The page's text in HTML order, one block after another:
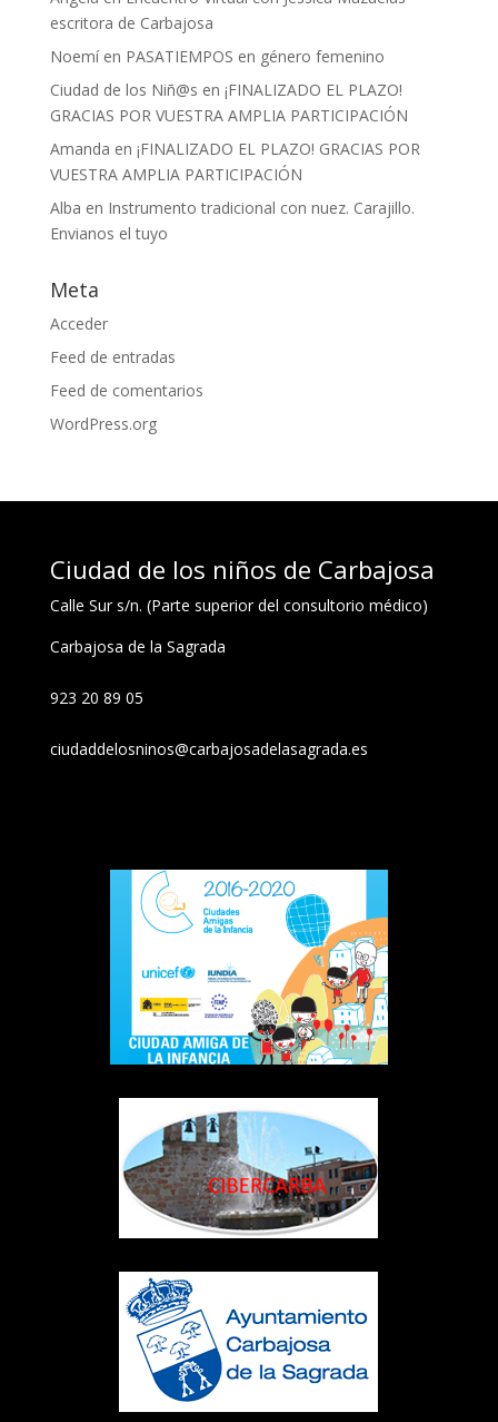
escritora de Carbajosa
Noemíen PASATIEMPOS en género femenino
Ciudad de los Niñ@s en ¡FINALIZADO EL PLAZO!
GRACIAS POR VUESTRA AMPLIA PARTICIPACIÓN
Amanda en ¡FINALIZADO EL PLAZO! GRACIAS POR
VUESTRA AMPLIA PARTICIPACIÓN
Alba en Instrumento tradicional con nuez. Carajillo.
Envianos el tuyo
Meta
Acceder
Feed de entradas
Feed de comentarios
WordPress.org
Ciudad de los niños de Carbajosa
Calle Sur s/n. (Parte superior del consultorio médico)
Carbajosa de la Sagrada
923 20 89 05
ciudaddelosninos@carbajosadelasagrada.es